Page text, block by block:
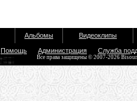
Альбомы Видеоклипы
Помощь Администрация Служба
Все права защищены © 2007-2026